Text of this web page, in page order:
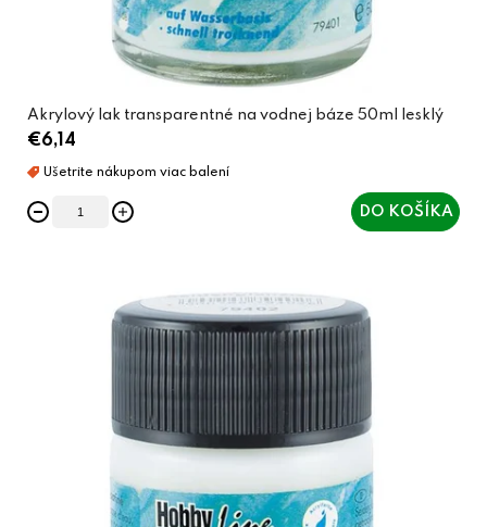
Akrylový lak transparentné na vodnej báze 50ml lesklý
€6,14
DO KOŠÍKA